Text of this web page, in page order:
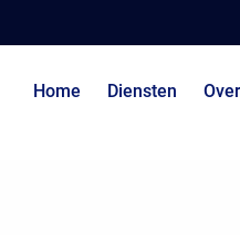
Home Diensten